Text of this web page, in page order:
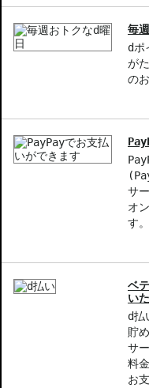
◇1件のご注文でも倉庫が異
して配送する場合がござい
書は分割してそれぞれの荷
ざいませんのでご安心くだ
【商品の特徴】
潤い持続-ヒアルロン酸配
自然な仕上がり-96%の自
肌トーンの整え-アイリス
【こんな方へおすすめ】
ナチュラルメイクがお好き
乾燥肌でお悩みの方
JAN/UPC：3348901698535
毎
dポ
が
の
サ
オ
す。
ベ
い
d払
貯
サ
料
お